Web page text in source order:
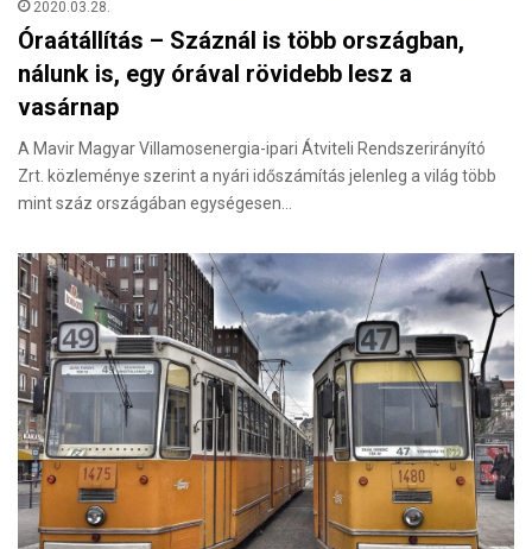
2020.03.28.
Óraátállítás – Száznál is több országban,
nálunk is, egy órával rövidebb lesz a
vasárnap
A Mavir Magyar Villamosenergia-ipari Átviteli Rendszerirányító
Zrt. közleménye szerint a nyári időszámítás jelenleg a világ több
mint száz országában egységesen…